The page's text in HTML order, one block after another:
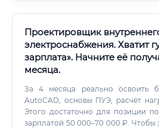
Проектировщик
электроснабжения. Хватит
зарплата». Начните её
месяца.
За 4 месяца реально освоить
AutoCAD, основы ПУЭ, расчёт
Этого достаточно для позиции
зарплатой 50 000–70 000 ₽. Чтобы